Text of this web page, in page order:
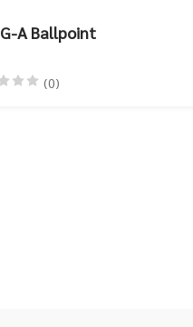
A Ballpoint
(0)